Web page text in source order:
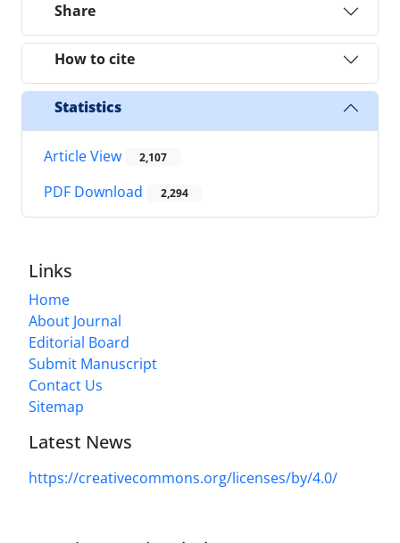
Share
How to cite
Statistics
Article View 2,107
PDF Download 2,294
Links
Home
About Journal
Editorial Board
Submit Manuscript
Contact Us
Sitemap
Latest News
https://creativecommons.org/licenses/by/4.0/